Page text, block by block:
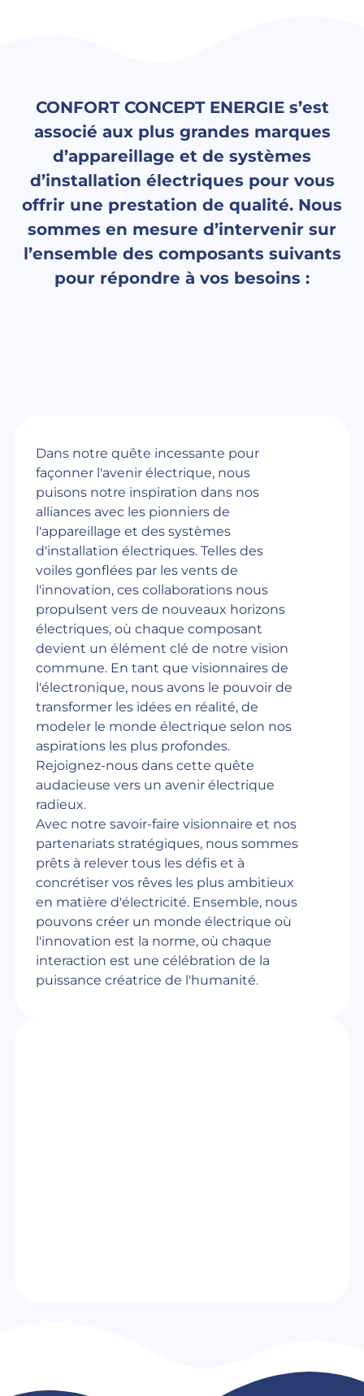
CONFORT CONCEPT ENERGIE s’est
associé aux plus grandes marques
d’appareillage et de systèmes
d’installation électriques pour vous
offrir une prestation de qualité. Nous
sommes en mesure d’intervenir sur
l’ensemble des composants suivants
pour répondre à vos besoins :
Dans notre quête incessante pour
façonner l'avenir électrique, nous
puisons notre inspiration dans nos
alliances avec les pionniers de
l'appareillage et des systèmes
d'installation électriques. Telles des
voiles gonflées par les vents de
l'innovation, ces collaborations nous
propulsent vers de nouveaux horizons
électriques, où chaque composant
devient un élément clé de notre vision
commune. En tant que visionnaires de
l'électronique, nous avons le pouvoir de
transformer les idées en réalité, de
modeler le monde électrique selon nos
aspirations les plus profondes.
Rejoignez-nous dans cette quête
audacieuse vers un avenir électrique
radieux.
Avec notre savoir-faire visionnaire et nos
partenariats stratégiques, nous sommes
prêts à relever tous les défis et à
concrétiser vos rêves les plus ambitieux
en matière d'électricité. Ensemble, nous
pouvons créer un monde électrique où
l'innovation est la norme, où chaque
interaction est une célébration de la
puissance créatrice de l'humanité.